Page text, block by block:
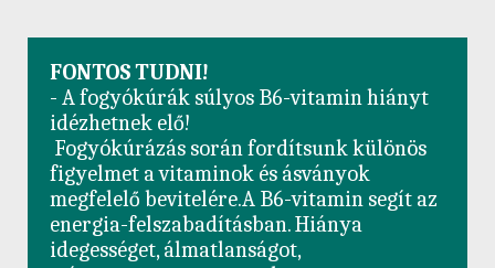
FONTOS TUDNI!
- A fogyókúrák súlyos B6-vitamin hiányt
idézhetnek elő!
figyelmet a vitaminok és ásványok
megfelelő bevitelére.A B6-vitamin segít az
energia-felszabadításban. Hiánya
idegességet, álmatlanságot,